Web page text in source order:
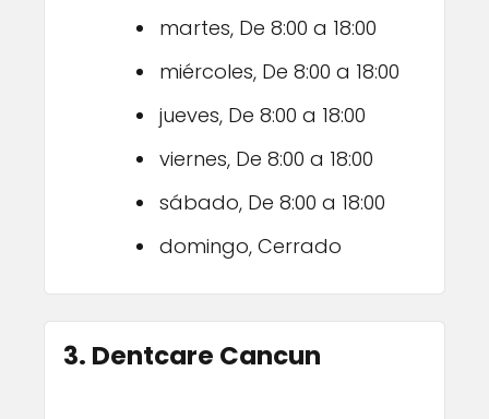
martes, De 8:00 a 18:00
miércoles, De 8:00 a 18:00
jueves, De 8:00 a 18:00
viernes, De 8:00 a 18:00
sábado, De 8:00 a 18:00
domingo, Cerrado
3. Dentcare Cancun